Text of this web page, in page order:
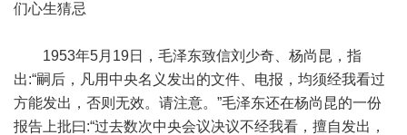
们心生猜忌
1953年5月19日，毛泽东致信刘少奇、杨尚昆，指
出:“嗣后，凡用中央名义发出的文件、电报，均须经我看过
方能发出，否则无效。请注意。”毛泽东还在杨尚昆的一份
报告上批曰:“过去数次中央会议决议不经我看，擅自发出，